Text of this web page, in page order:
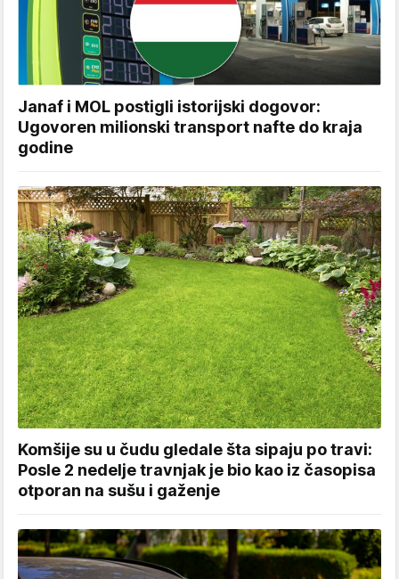
Janaf i MOL postigli istorijski dogovor:
Ugovoren milionski transport nafte do kraja
godine
Komšije su u čudu gledale šta sipaju po travi:
Posle 2 nedelje travnjak je bio kao iz časopisa
otporan na sušu i gaženje